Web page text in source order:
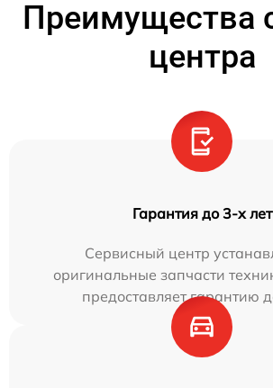
Преимущества
центра
Гарантия до 3-х лет
Сервисный центр
оригинальные запчасти
предоставляет гарантию